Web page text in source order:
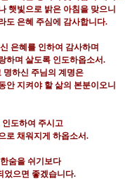
햇빛으로 밝은 아침을 맞으니
도 은혜 주심에 감사합니다.
은혜를 인하여 감사하며
하며 살도록 인도하옵소서.
명하신 주님의 계명은
안 지켜야 할 삶의 본분이오니
도하여 주시고
로 채워지게 하옵소서.
숨을 쉬기보다
었으면 좋겠습니다.